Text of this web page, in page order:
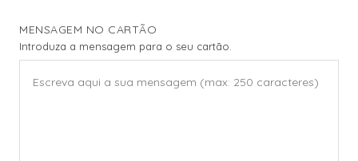
MENSAGEM NO CARTÃO
Introduza a mensagem para o seu cartão.